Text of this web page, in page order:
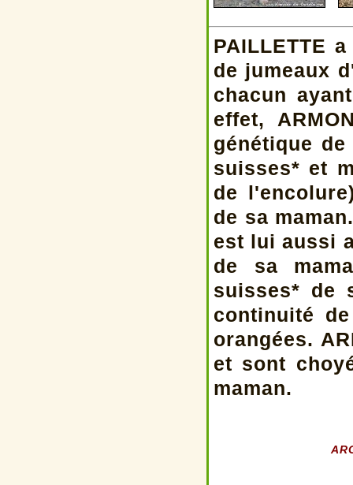
PAILLETTE
de jumeaux
chacun
effet,
génétique
suisses* et
de
de sa
est lui aussi
de sa
suisses* de
continuité
orangées.
et sont
maman.